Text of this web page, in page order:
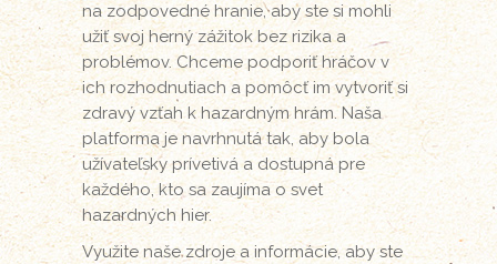
na zodpovedné hranie, aby ste si mohli
užiť svoj herný zážitok bez rizika a
problémov. Chceme podporiť hráčov v
ich rozhodnutiach a pomôcť im vytvoriť si
zdravý vzťah k hazardným hrám. Naša
platforma je navrhnutá tak, aby bola
užívateľsky prívetivá a dostupná pre
každého, kto sa zaujíma o svet
hazardných hier.
Využite naše zdroje a informácie, aby ste